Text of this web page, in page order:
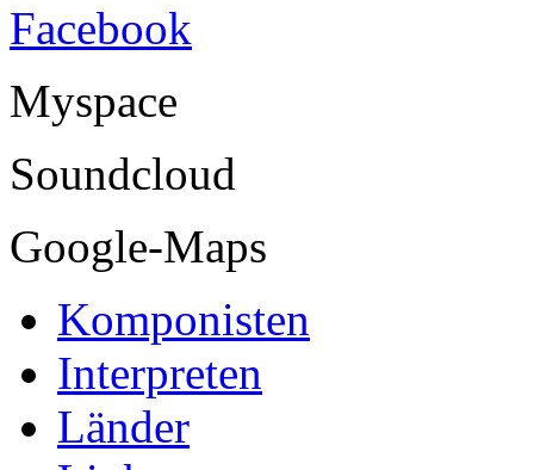
Facebook
Myspace
Soundcloud
Google-Maps
Komponisten
Interpreten
Länder